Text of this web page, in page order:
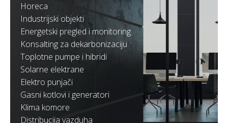
Horeca
Industrijski objekti
Energetski pregled i monitoring
Konsalting za dekarbonizaciju
Toplotne pumpe i hibridi
Solarne elektrane
Elektro punjači
Gasni kotlovi i generatori
Klima komore
Distribucija vazduha